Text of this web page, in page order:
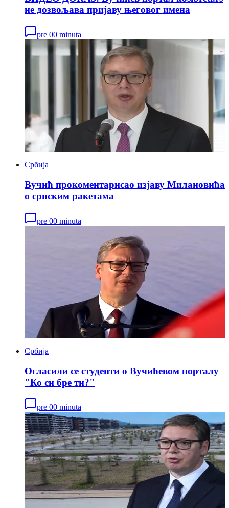
не дозвољава пријаву његовог имена
pre 00 minuta
Србија
Вучић прокоментарисао изјаву Милановића
о српским ракетама
pre 00 minuta
Србија
Огласили се студенти о Вучићевом порталу
"Ко си бре ти?"
pre 00 minuta